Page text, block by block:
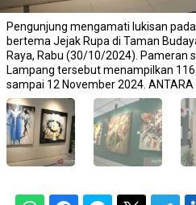
Pengunjung mengamati lukisan
bertema Jejak Rupa di Taman
Raya, Rabu (30/10/2024). Pameran
Lampang tersebut menampilkan
sampai 12 November 2024.